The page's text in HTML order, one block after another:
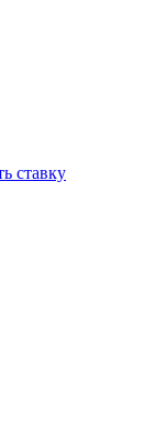
ставку